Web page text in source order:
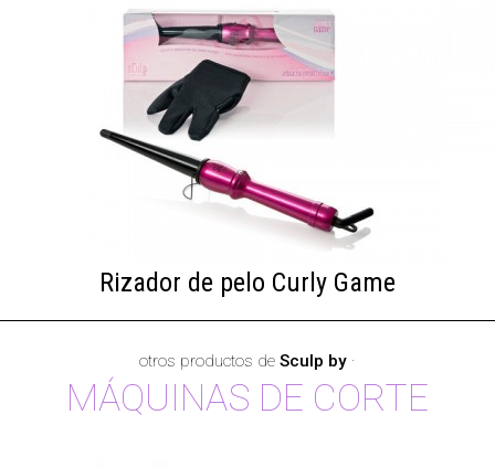
Rizador de pelo Curly Game
otros productos de Sculp by ·
MÁQUINAS DE CORTE